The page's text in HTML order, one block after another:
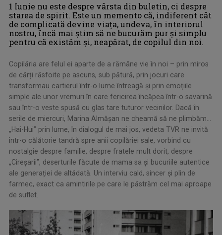
1 Iunie nu este despre vârsta din buletin, ci despre
starea de spirit. Este un memento că, indiferent cât
de complicată devine viața, undeva, în interiorul
nostru, încă mai știm să ne bucurăm pur și simplu
pentru că existăm şi, neapărat, de copilul din noi.
Copilăria are felul ei aparte de a rămâne vie în noi – prin miros
de cărți răsfoite pe ascuns, sub pătură, prin jocuri care
transformau cartierul într-o lume întreagă și prin emoțiile
simple ale unor vremuri în care fericirea încăpea într-o savarină
sau într-o veste spusă cu glas tare tuturor vecinilor. Dacă în
serile de miercuri, Marina Almăşan ne cheamă să ne plimbăm...
„Hai-Hui” prin lume, în dialogul de mai jos, vedeta TVR ne invită
într-o călătorie tandră spre anii copilăriei sale, vorbind cu
nostalgie despre familie, despre fratele mult dorit, despre
„Cireșarii”, deserturile făcute de mama sa și bucuriile autentice
ale generației de altădată. Un interviu cald, sincer și plin de
farmec, exact ca amintirile pe care le păstrăm cel mai aproape
de suflet.